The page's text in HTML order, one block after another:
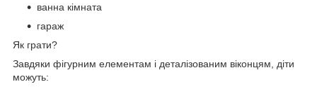
ванна кімната
гараж
Як грати?
Завдяки фігурним елементам і деталізованим віконцям, діти
можуть: